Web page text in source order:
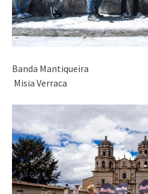
Banda
Misia Verraca